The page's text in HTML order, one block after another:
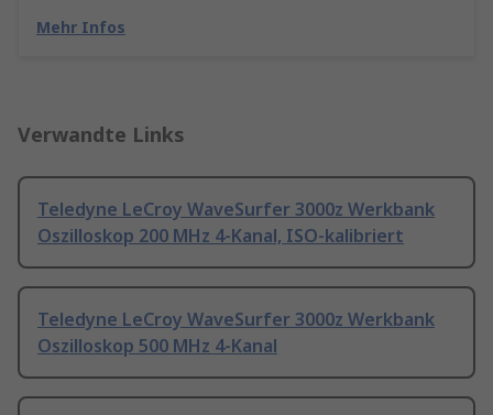
Mehr Infos
Verwandte Links
Teledyne LeCroy WaveSurfer 3000z Werkbank
Oszilloskop 200 MHz 4-Kanal, ISO-kalibriert
Teledyne LeCroy WaveSurfer 3000z Werkbank
Oszilloskop 500 MHz 4-Kanal